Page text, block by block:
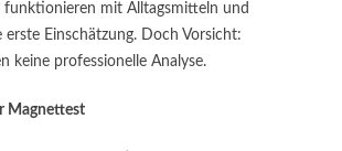
funktionieren mit Alltagsmitteln und
erste Einschätzung. Doch Vorsicht:
keine professionelle Analyse.
Magnettest